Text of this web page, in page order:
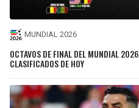
MUNDIAL 2026
OCTAVOS DE FINAL DEL MUNDIAL
CLASIFICADOS DE HOY